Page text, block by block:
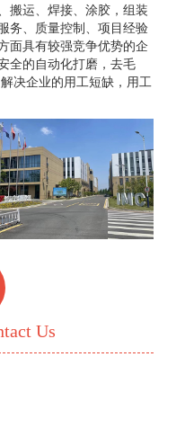
搬运、焊接、涂胶，组装
务、质量控制、项目经验
面具有较强竞争优势的企
全的自动化打磨，去毛
决企业的用工短缺，用工
Us